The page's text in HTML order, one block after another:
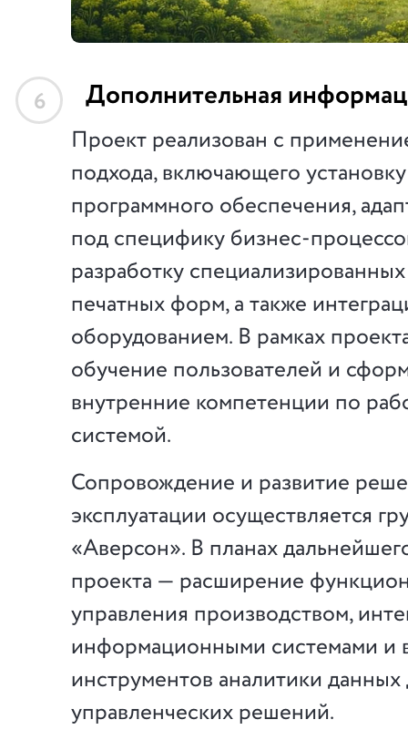
6 Дополнительная
Проект реализован с
подхода, включающего
программного обеспечения,
под специфику бизнес-
разработку
печатных форм, а также
оборудованием. В рамках
обучение пользователей и
внутренние компетенции по
системой.
Сопровождение и развитие
эксплуатации осуществляется
«Аверсон». В планах
проекта — расширение
управления производством,
информационными системами и
инструментов аналитики
управленческих решений.